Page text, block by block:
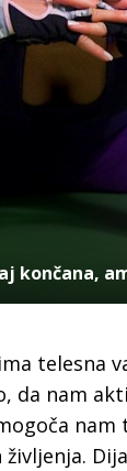
končana,
telesna
da nam